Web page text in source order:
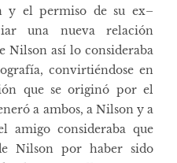
y el permiso de su ex–
una nueva relación
Nilson así lo consideraba
convirtiéndose en
que se originó por el
a ambos, a Nilson y a
amigo consideraba que
Nilson por haber sido